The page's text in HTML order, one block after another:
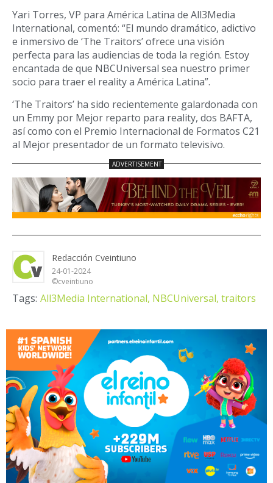
Yari Torres, VP para América Latina de All3Media
International, comentó: “El mundo dramático, adictivo
e inmersivo de ‘The Traitors’ ofrece una visión
perfecta para las audiencias de toda la región. Estoy
encantada de que NBCUniversal sea nuestro primer
socio para traer el reality a América Latina”.
‘The Traitors’ ha sido recientemente galardonada con
un Emmy por Mejor reparto para reality, dos BAFTA,
así como con el Premio Internacional de Formatos C21
al Mejor presentador de un formato televisivo.
Redacción Cveintiuno
24-01-2024
©cveintiuno
Tags: All3Media International, NBCUniversal, traitors